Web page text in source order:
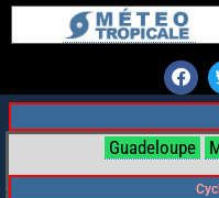
Guadeloupe